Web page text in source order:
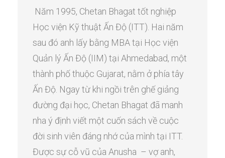
Năm 1995, Chetan Bhagat tốt nghiệp
Học viện Kỹ thuật Ấn Độ (ITT). Hai năm
sau đó anh lấy bằng MBA tại Học viện
Quản lý Ấn Độ (IIM) tại Ahmedabad, một
thành phố thuộc Gujarat, nằm ở phía tây
Ấn Độ. Ngay từ khi ngồi trên ghế giảng
đường đại học, Chetan Bhagat đã manh
nha ý định viết một cuốn sách về cuộc
đời sinh viên đáng nhớ của mình tại ITT.
Được sự cỗ vũ của Anusha – vợ anh,